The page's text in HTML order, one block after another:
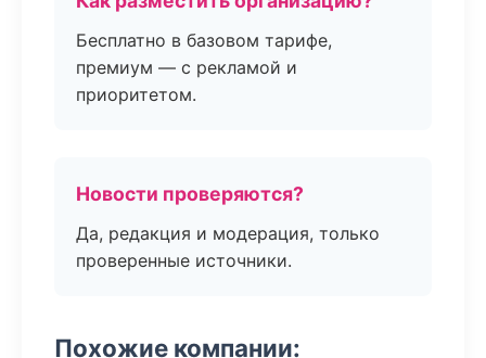
Бесплатно в базовом тарифе,
премиум — с рекламой и
приоритетом.
Новости проверяются?
Да, редакция и модерация, только
проверенные источники.
Похожие компании: